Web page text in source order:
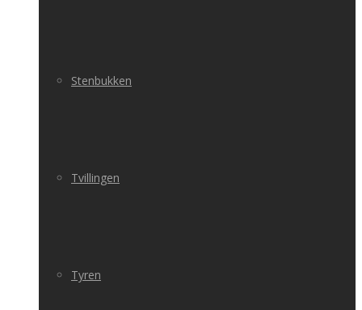
Stenbukken
Tvillingen
Tyren